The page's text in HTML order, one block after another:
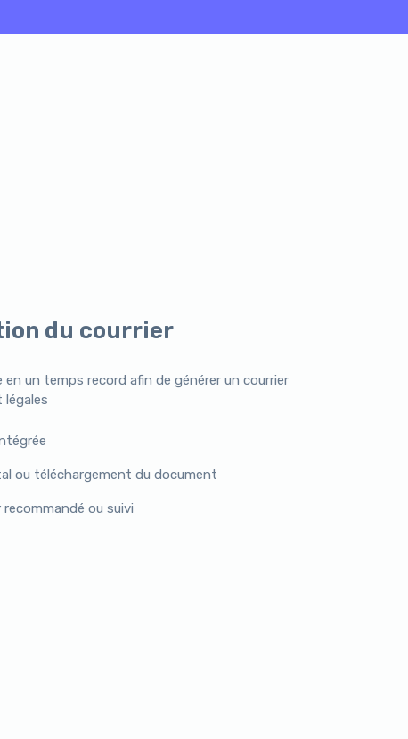
du courrier
un temps record afin de générer un courrier
légales
ou téléchargement du document
ou suivi